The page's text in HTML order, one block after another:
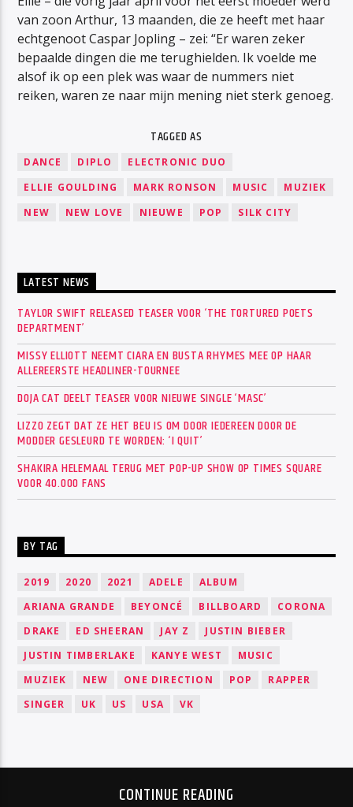
van zoon Arthur, 13 maanden, die ze heeft met haar
echtgenoot Caspar Jopling – zei: “Er waren zeker
bepaalde dingen die me terughielden. Ik voelde me
alsof ik op een plek was waar de nummers niet
reiken, waren ze naar mijn mening niet sterk genoeg.
TAGGED AS
DANCE DIPLO
ELECTRONIC DUO
ELLIE GOULDING
MARK RONSON MUSIC
MUZIEK
NEW
NEW LOVE NIEUWE POP SILK CITY
LATEST NEWS
TAYLOR SWIFT RELEASED TEASER VOOR ‘THE TORTURED POETS
DEPARTMENT’
MISSY ELLIOTT NEEMT CIARA EN BUSTA RHYMES MEE OP HAAR
ALLEREERSTE HEADLINER-TOURNEE
DOJA CAT DEELT TEASER VOOR NIEUWE SINGLE ‘MASC’
LIZZO ZEGT DAT ZE HET BEU IS OM DOOR IEDEREEN DOOR DE
MODDER GESLEURD TE WORDEN: ‘I QUIT’
SHAKIRA HELEMAAL TERUG MET POP-UP SHOW OP TIMES SQUARE
VOOR 40.000 FANS
BY TAG
2019 2020 2021 ADELE
ALBUM
ARIANA GRANDE
BEYONCÉ BILLBOARD
CORONA
DRAKE
ED SHEERAN JAY Z
JUSTIN BIEBER
JUSTIN TIMBERLAKE
KANYE WEST
MUSIC
MUZIEK
NEW ONE DIRECTION POP
RAPPER
SINGER
UK US USA VK
CONTINUE READING